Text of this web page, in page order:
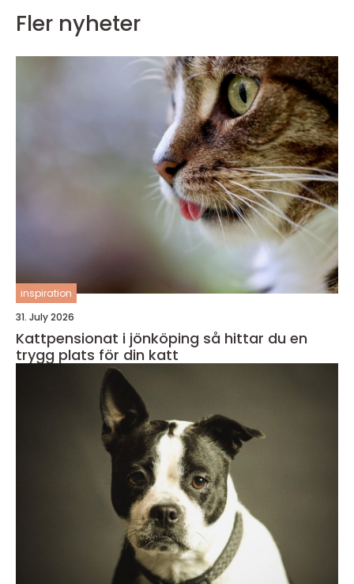
Fler nyheter
inspiration
31. July 2026
Kattpensionat i jönköping så hittar du en
trygg plats för din katt